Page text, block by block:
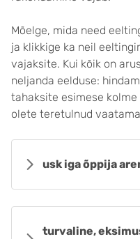
Mõelge, mida need
ja klikkige ka neil
vajaksite. Kui kõik on
neljanda eelduse:
tahaksite esimese
olete teretulnud
usk iga õppija
turvaline,